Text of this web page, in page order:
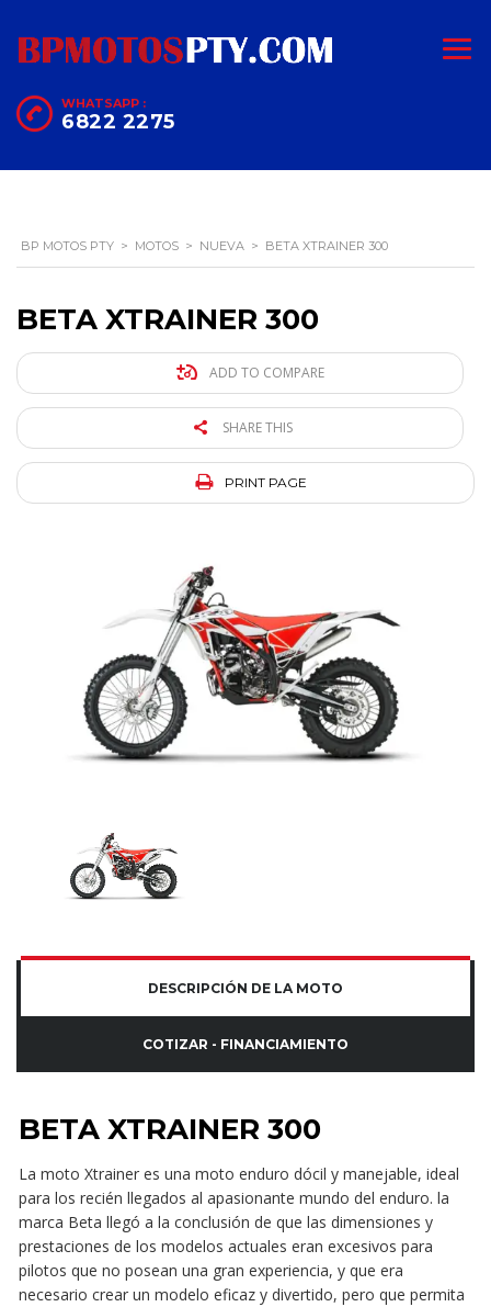
WHATSAPP :
6822 2275
BP MOTOS PTY > MOTOS > NUEVA > BETA XTRAINER 300
BETA XTRAINER 300
ADD TO COMPARE
SHARE THIS
PRINT PAGE
DESCRIPCIÓN DE LA MOTO
COTIZAR - FINANCIAMIENTO
BETA XTRAINER 300
La moto Xtrainer es una moto enduro dócil y manejable, ideal
para los recién llegados al apasionante mundo del enduro. la
marca Beta llegó a la conclusión de que las dimensiones y
prestaciones de los modelos actuales eran excesivos para
pilotos que no posean una gran experiencia, y que era
necesario crear un modelo eficaz y divertido, pero que permita